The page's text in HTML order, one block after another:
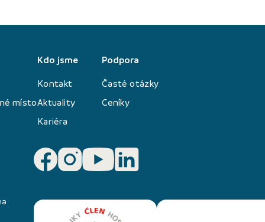
místo
Kdo jsme
Kontakt
Aktuality
Kariéra
Podpora
Časté otázky
Ceníky